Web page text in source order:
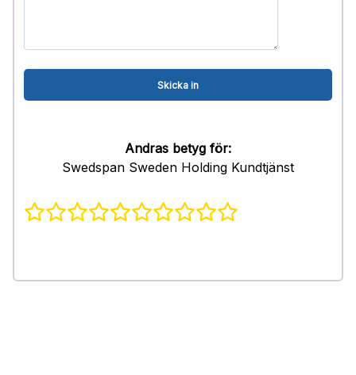
Andras betyg för:
Swedspan Sweden Holding Kundtjänst